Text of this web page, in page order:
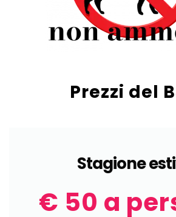
Prezzi del
Stagione
€ 50 a